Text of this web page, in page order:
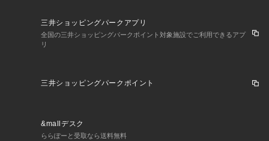
三井ショッピングパークアプリ
全国の三井ショッピングパークポイント対象施設でご利用できるアプ
リ
三井ショッピングパークポイント
&mallデスク
ららぽーと受取なら送料無料